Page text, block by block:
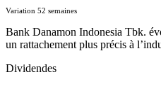
Variation 52 semaines
Bank Danamon Indonesia Tbk.
un rattachement plus précis à
Dividendes